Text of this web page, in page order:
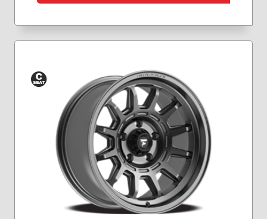
Siège
conique